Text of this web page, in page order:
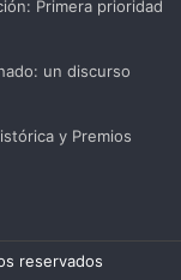
Primera prioridad
un discurso
y Premios
reservados